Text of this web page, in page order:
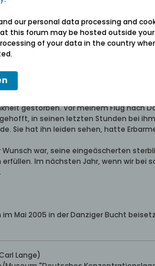
zurückrufen.
habe. Er nickt mir zu, sagt, es
ebenfalls auf den Nachhauseweg
nach Saspe zur Ulica Pilotow
geht es in den 9.Stock des
Englisch: „Wilczek, Dein Vater ist tot.
gestorben. Vor meinem Flug nach
in seinen letzten Stunden bei ihm
Sie hat ihn leiden sehen, hatte
war, seine eingeäscherten
Im nächsten Jahr, wenn wir
Mai 2005 in der Danziger Bucht
Lange)
our personal data processing and
this forum may be hosted outside your
of your data in the country